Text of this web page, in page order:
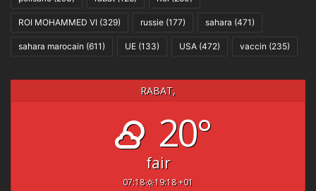
ROI MOHAMMED VI (329) russie (177) sahara (471)
sahara marocain (611) UE (133) USA (472) vaccin (235)
RABAT,
20°
fair
07:18 19:18 +01